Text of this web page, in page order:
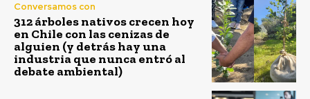
Conversamos con
312 árboles nativos crecen hoy
en Chile con las cenizas de
alguien (y detrás hay una
industria que nunca entró al
debate ambiental)